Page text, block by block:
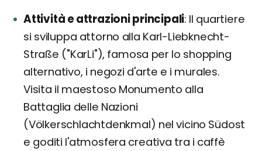
Attività e attrazioni principali Il quartiere
si sviluppa attorno alla Karl-Liebknecht-
Straße ("KarLi"), famosa per lo shopping
alternativo, i negozi d'arte e i murales.
Visita il maestoso Monumento alla
Battaglia delle Nazioni
(Völkerschlachtdenkmal) nel vicino Südost
e goditi l'atmosfera creativa tra i caffè